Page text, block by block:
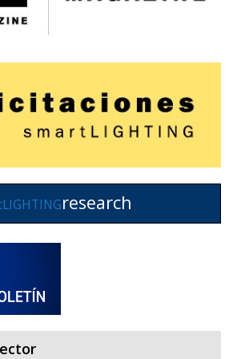
research